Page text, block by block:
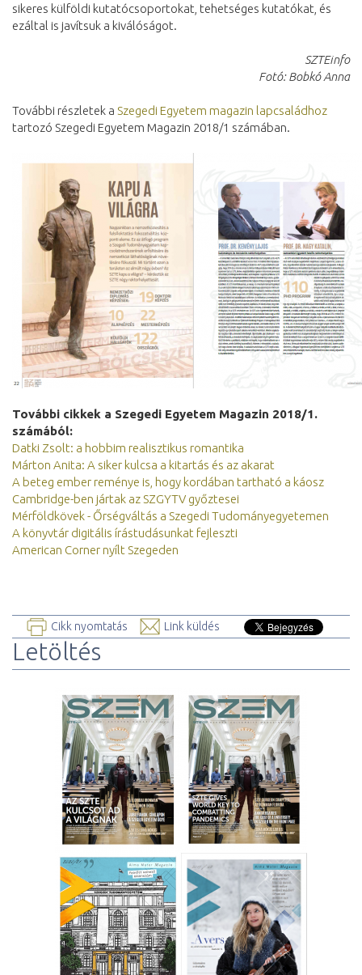
sikeres külföldi kutatócsoportokat, tehetséges kutatókat, és
ezáltal is javítsuk a kiválóságot.
SZTEinfo
Fotó: Bobkó Anna
További részletek a Szegedi Egyetem magazin lapcsaládhoz
tartozó Szegedi Egyetem Magazin 2018/1 számában.
További cikkek a Szegedi Egyetem Magazin 2018/1.
számából:
Datki Zsolt: a hobbim realisztikus romantika
Márton Anita: A siker kulcsa a kitartás és az akarat
A beteg ember reménye is, hogy kordában tartható a káosz
Cambridge-ben jártak az SZGYTV győztesei
Mérföldkövek - Őrségváltás a Szegedi Tudományegyetemen
A könyvtár digitális írástudásunkat fejleszti
American Corner nyílt Szegeden
Cikk nyomtatás Link küldés
Letöltés